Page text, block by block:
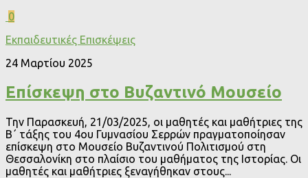
0
Εκπαιδευτικές Επισκέψεις
24 Μαρτίου 2025
Επίσκεψη στο Βυζαντινό Μουσείο
Την Παρασκευή, 21/03/2025, οι μαθητές και μαθήτριες της
Β΄ τάξης του 4ου Γυμνασίου Σερρών πραγματοποίησαν
επίσκεψη στο Μουσείο Βυζαντινού Πολιτισμού στη
Θεσσαλονίκη στο πλαίσιο του μαθήματος της Ιστορίας. Οι
μαθητές και μαθήτριες ξεναγήθηκαν στους...